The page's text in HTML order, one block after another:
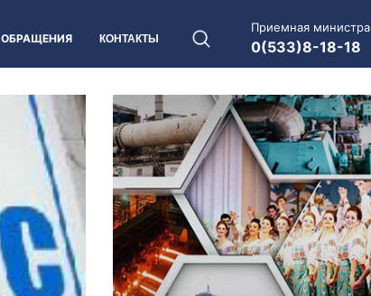
ОБРАЩЕНИЯ КОНТАКТЫ
Приемная министра
0(533)8-18-18